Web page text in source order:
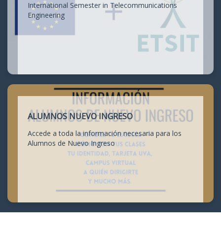
International Semester in Telecommunications
Engineering
ALUMNOS NUEVO INGRESO
Accede a toda la información necesaria para los
Alumnos de Nuevo Ingreso